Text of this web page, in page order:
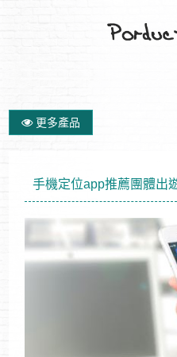
更多產品
手機定位app推薦團體出